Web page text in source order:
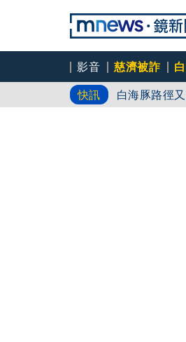
影音 慈濟被詐
快訊
白海豚路徑